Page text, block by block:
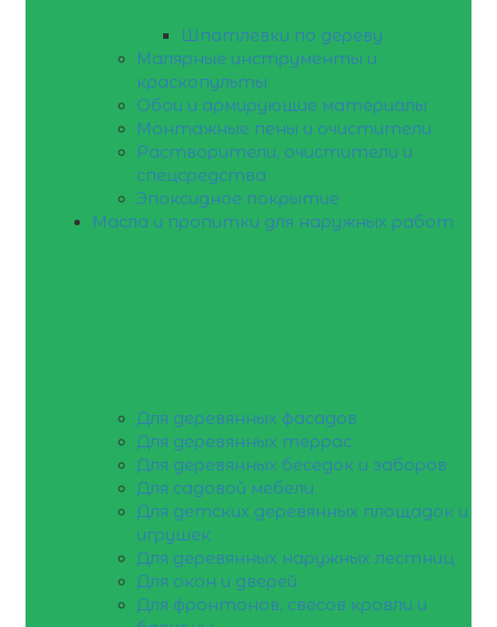
Шпатлевки по дереву
Малярные инструменты и
краскопульты
Обои и армирующие материалы
Монтажные пены и очистители
Растворители, очистители и
спецсредства
Эпоксидное покрытие
Масла и пропитки для наружных работ
Для деревянных фасадов
Для деревянных террас
Для деревянных беседок и заборов
Для садовой мебели
Для детских деревянных площадок и
игрушек
Для деревянных наружных лестниц
Для окон и дверей
Для фронтонов, свесов кровли и